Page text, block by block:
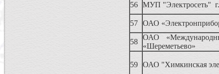
56 МУП "Электросеть"
57 ОАО
58
ОАО
«Шереметьево»
59 ОАО "Химкинская